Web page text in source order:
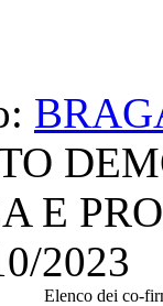
E
2023
Elenco dei co-